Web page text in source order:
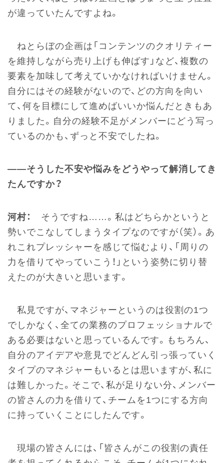
が違っていたんですよね。
ねとらぼの企画は「コンテンツのクオリティー
を維持しながら売り上げも伸ばす」など、複数の
要素を加味して考えていかなければいけません。
自分にはその経験がないので、どの方向を向い
て、何を目標にして進めばいいか悩んだときもあ
りました。自分の経験不足がメンバーにどう写っ
ているのかも、ずっと不安でしたね。
――そうした不安や悩みをどうやって解消してき
たんですか？
河村：
そうですね……。私はどちらかというと
勢いでこなしてしまうタイプなのですが（笑）。あ
れこれプレッシャーを感じて悩むより、「周りの
力を借りてやっていこう！」という姿勢に切り替
えたのが大きいと思います。
私見ですが、マネジャーというのは役割の1つ
でしかなく、全ての業務のプロフェッショナルで
ある必要はないと思っているんです。もちろん、
自分のアイデアや意見でどんどん引っ張っていく
タイプのマネジャーもいるとは思いますが、私に
は難しかった。そこで、私が足りない分、メンバー
の皆さんの力を借りて、チームを1つにする方向
に持っていくことにしたんです。
現場の皆さんには、「皆さんがこの役割の責任